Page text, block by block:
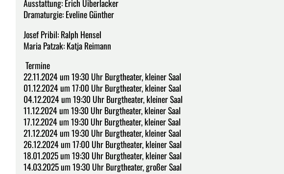
Ausstattung: Erich Uiberlacker
Dramaturgie: Eveline Günther
Josef Pribil: Ralph Hensel
Maria Patzak: Katja Reimann
Termine
22.11.2024 um 19:30 Uhr Burgtheater, kleiner Saal
01.12.2024 um 17:00 Uhr Burgtheater, kleiner Saal
04.12.2024 um 19:30 Uhr Burgtheater, kleiner Saal
11.12.2024 um 19:30 Uhr Burgtheater, kleiner Saal
17.12.2024 um 19:30 Uhr Burgtheater, kleiner Saal
21.12.2024 um 19:30 Uhr Burgtheater, kleiner Saal
26.12.2024 um 17:00 Uhr Burgtheater, kleiner Saal
18.01.2025 um 19:30 Uhr Burgtheater, kleiner Saal
14.03.2025 um 19:30 Uhr Burgtheater, großer Saal